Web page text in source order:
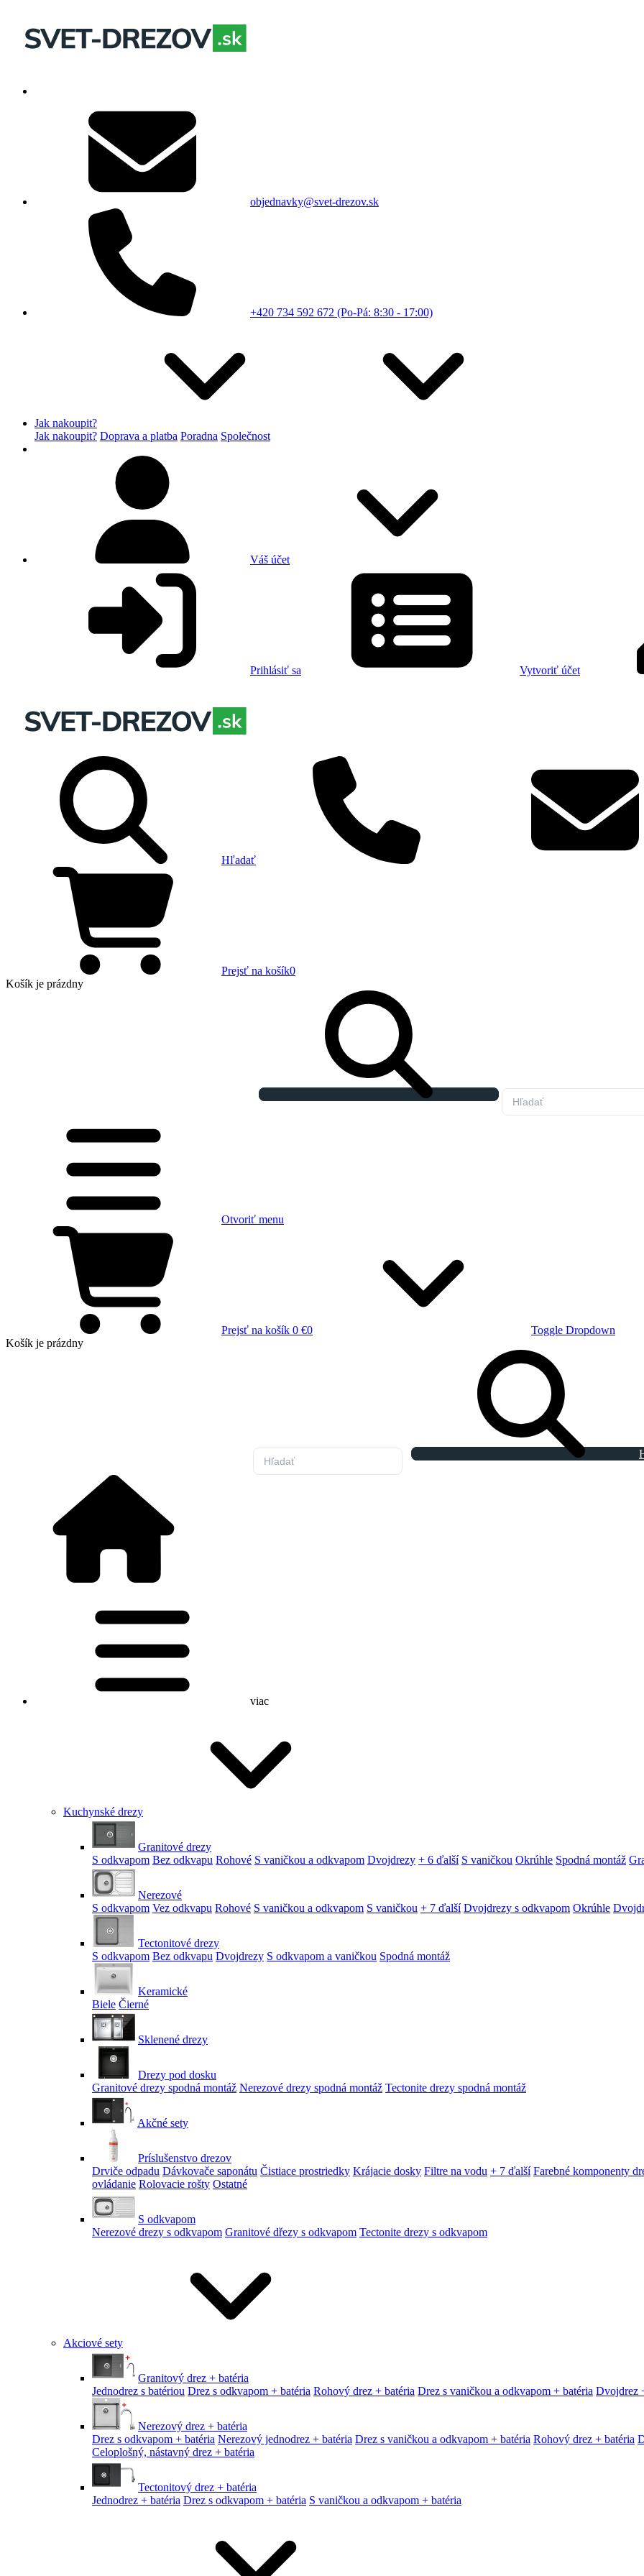
objednavky@svet-drezov.sk
+420 734 592 672 (Po-Pá: 8:30 - 17:00)
Jak nakoupit?
Jak nakoupit? Doprava a platba Poradna Společnost
Váš účet
Prihlásiť sa Vytvoriť účet
Hľadať
Prejsť na košík0
Košík je prázdny
Otvoriť menu
Prejsť na košík 0 €0
Toggle Dropdown
Košík je prázdny
viac
Kuchynské drezy
Granitové drezy
S odkvapom Bez odkvapu Rohové S vaničkou a odkvapom Dvojdrezy + 6 ďalší S vaničkou Okrúhle Spodná montáž
Nerezové
S odkvapom Vez odkvapu Rohové S vaničkou a odkvapom S vaničkou + 7 ďalší Dvojdrezy s odkvapom Okrúhle
Tectonitové drezy
S odkvapom Bez odkvapu Dvojdrezy S odkvapom a vaničkou Spodná montáž
Keramické
Biele Čierné
Sklenené drezy
Drezy pod dosku
Granitové drezy spodná montáž Nerezové drezy spodná montáž Tectonite drezy spodná montáž
Akčné sety
Príslušenstvo drezov
Drviče odpadu Dávkovače saponátu Čistiace prostriedky Krájacie dosky Filtre na vodu + 7 ďalší Farebné komponenty
ovládanie Rolovacie rošty Ostatné
S odkvapom
Nerezové drezy s odkvapom Granitové dřezy s odkvapom Tectonite drezy s odkvapom
Akciové sety
Granitový drez + batéria
Jednodrez s batériou Drez s odkvapom + batéria Rohový drez + batéria Drez s vaničkou a odkvapom + batéria Dvojdrez
Nerezový drez + batéria
Drez s odkvapom + batéria Nerezový jednodrez + batéria Drez s vaničkou a odkvapom + batéria Rohový drez + batéria
Celoplošný, nástavný drez + batéria
Tectonitový drez + batéria
Jednodrez + batéria Drez s odkvapom + batéria S vaničkou a odkvapom + batéria